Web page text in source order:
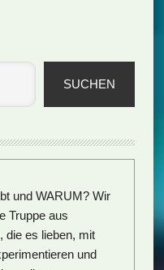
SUCHEN
und WARUM? Wir
Truppe aus
die es lieben, mit
und